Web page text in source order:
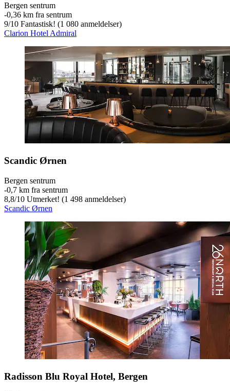
Bergen sentrum
‐0,36 km fra sentrum
9/10 Fantastisk! (1 080 anmeldelser)
Clarion Hotel Admiral
Scandic Ørnen
Bergen sentrum
‐0,7 km fra sentrum
8,8/10 Utmerket! (1 498 anmeldelser)
Scandic Ørnen
Radisson Blu Royal Hotel, Bergen